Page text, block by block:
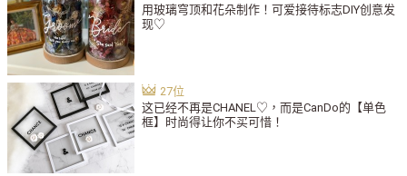
用玻璃穹顶和花朵制作！可爱接待标志DIY创意发
现♡
这已经不再是CHANEL♡，而是CanDo的【单色
框】时尚得让你不买可惜！